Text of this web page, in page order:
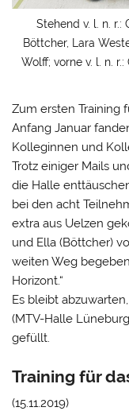
Stehend v. l. n. r.:
Böttcher, Lara
Wolff; vorne v. l. n.
Zum ersten Training
Anfang Januar
Kolleginnen und
Trotz einiger Mails
die Halle
bei den acht
extra aus Uelzen
und Ella (Böttcher)
weiten Weg
Horizont.“
Es bleibt
(MTV-Halle
gefüllt.
Training für
(15.11.2019)